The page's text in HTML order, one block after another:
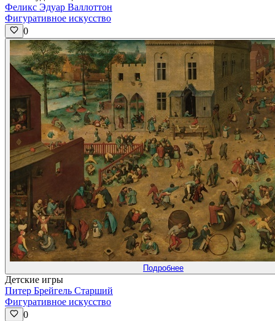
Феликс Эдуар Валлоттон
Фигуративное искусство
0
Подробнее
Детские игры
Питер Брейгель Старший
Фигуративное искусство
0